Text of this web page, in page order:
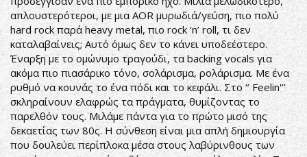
απλουστερότεροι, με μια AOR μυρωδιά/γεύση, πιο πολύ
hard rock παρά heavy metal, πιο rock ‘n’ roll, τι δεν
καταλαβαίνεις; Αυτό όμως δεν το κάνει υποδεέστερο.
Έναρξη με το ομώνυμο τραγούδι, τα backing vocals για
ακόμα πιο πιασάρικο τόνο, σολάρισμα, ρολάρισμα. Με ένα
ρυθμό να κουνάς το ένα πόδι και το κεφάλι. Στο ‘’ Feelin'’’
σκληραίνουν ελαφρώς τα πράγματα, θυμίζοντας το
παρελθόν τους. Μιλάμε πάντα για το πρώτο μισό της
δεκαετίας των 80ς. Η σύνθεση είναι μια απλή δημιουργία
που δουλεύει περίπλοκα μέσα στους λαβύρινθους των